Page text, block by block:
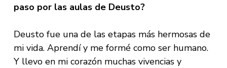
paso por las aulas de Deusto?
Deusto fue una de las etapas más hermosas de
mi vida. Aprendí y me formé como ser humano.
Y llevo en mi corazón muchas vivencias y